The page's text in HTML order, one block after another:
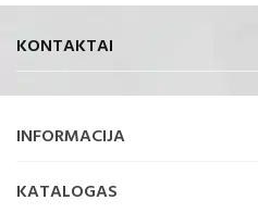
KONTAKTAI
INFORMACIJA
KATALOGAS